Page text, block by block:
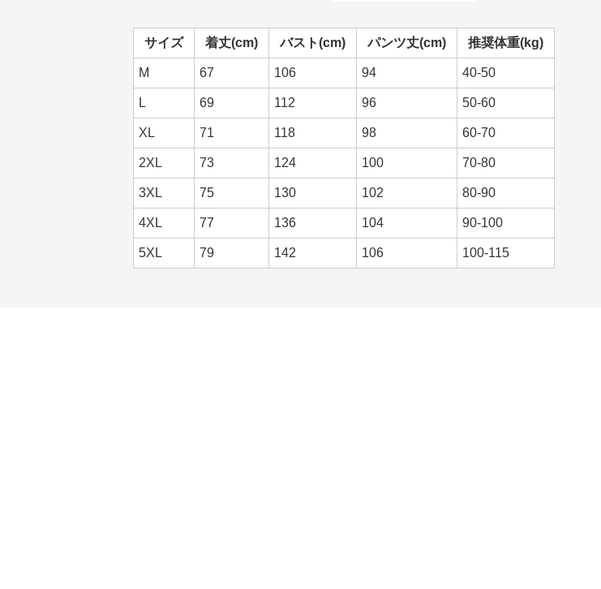
サイズ 着丈(cm) バスト(cm) パンツ丈(cm) 推奨体重(kg)
M 67 106 94 40-50
L 69 112 96 50-60
XL 71 118 98 60-70
2XL 73 124 100 70-80
3XL 75 130 102 80-90
4XL 77 136 104 90-100
5XL 79 142 106 100-115